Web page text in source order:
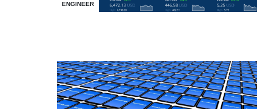
ENGINEER